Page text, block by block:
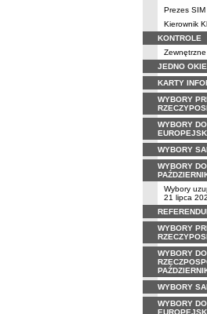
Prezes
Kierownik
KONTROLE
Zewnętrzne
JEDNO
KARTY
WYBORY
WYBORY
WYBORY
WYBORY
Wybory
21 lipca
WYBORY
WYBORY
WYBORY
WYBORY